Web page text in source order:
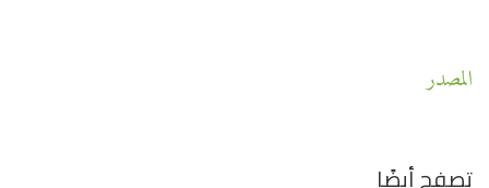
المصدر
تصفح أيضًا